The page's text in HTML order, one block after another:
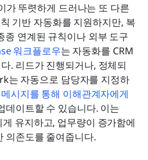
가 뚜렷하게 드러나는 또 다른
기반 자동화를 지원하지만, 복
종 연계된 규칙이나 외부 도구
워크플로우는 자동화를 CRM
. 리드가 진행되거나, 정체되
는 자동으로 담당자를 지정하
메시지를 통해 이해관계자에게
데이트할 수 있습니다. 이는
유지하고, 업무량이 증가함에
의존도를 줄여줍니다.